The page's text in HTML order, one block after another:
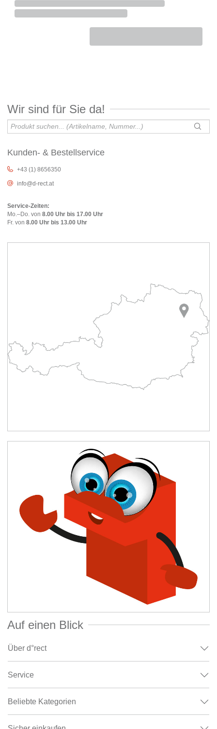
Wir sind für Sie da!
Kunden- & Bestellservice
+43 (1) 8656350
info@d-rect.at
Service-Zeiten:
Mo.–Do. von 8.00 Uhr bis 17.00 Uhr
Fr. von 8.00 Uhr bis 13.00 Uhr
Auf einen Blick
Über d°rect
Service
Beliebte Kategorien